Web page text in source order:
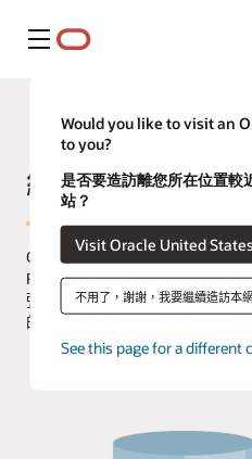
功能表
Would you like to visit an
to you?
是否要造訪離您所在位置
站？
Visit Oracle United States
不用了，謝謝，我要繼續造訪本
See this page for a
線上資料重組
Oracle Database 中的「線上重組
Reorganization & Redefinition)
彈性，能夠在修改資料表的實體
的同時，仍讓使用者完整存取資料